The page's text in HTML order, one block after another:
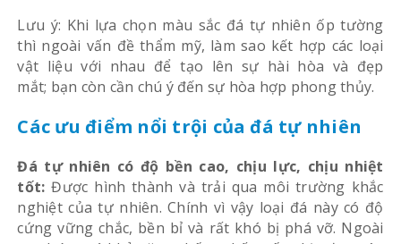
Lưu ý: Khi lựa chọn màu sắc đá tự nhiên ốp tường
thì ngoài vấn đề thẩm mỹ, làm sao kết hợp các loại
vật liệu với nhau để tạo lên sự hài hòa và đẹp
mắt; bạn còn cần chú ý đến sự hòa hợp phong thủy.
Các ưu điểm nổi trội của đá tự nhiên
Đá tự nhiên có độ bền cao, chịu lực, chịu nhiệt
tốt: Được hình thành và trải qua môi trường khắc
nghiệt của tự nhiên. Chính vì vậy loại đá này có độ
cứng vững chắc, bền bỉ và rất khó bị phá vỡ. Ngoài